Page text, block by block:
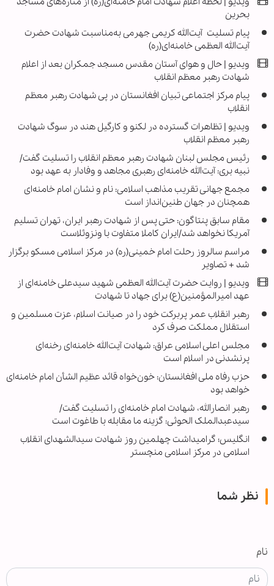
بحرین
پیام تسلیت آیت‌الله کریمی جهرمی به‌مناسبت شهادت حضرت
آیت‌الله العظمی خامنه‌ای‌(ره)
ویدیو | حال و هوای آستان مقدس مسجد جمکران بعد از اعلام
شهادت رهبر معظم انقلاب
پیام مرکز اجتماعی تبیان افغانستان در پی شهادت رهبر معظم
انقلاب
ویدیو | تظاهرات گسترده در لکنو و کارگیل هند در سوگ شهادت
رهبر معظم انقلاب
رئیس مجلس لبنان شهادت رهبر معظم انقلاب را تسلیت گفت/
نبیه بری: آیت‌الله خامنه‌ای رهبری مجاهد و وفادار به عهد بود
مجمع جهانی تقریب مذاهب اسلامی: نام و نشان امام خامنه‌ای
همچنان در جهان طنین‌انداز است
مقام سابق پنتاگون: حتی پس از شهادت رهبر ایران، تهران تسلیم
آمریکا نخواهد شد/ایران کاملا متفاوت با ونزوئلاست
مراسم سالروز رحلت امام خمینی(ره) در مرکز اسلامی مسکو برگزار
شد + تصاویر
ویدیو | روایت حضرت آیت‌الله العظمی شهید سیدعلی خامنه‌ای از
عهد امیرالمؤمنین(ع) برای جهاد تا شهادت
رهبر انقلاب عمر پربرکت خود را در صیانت اسلام، عزت مسلمین و
استقلال مملکت صرف کرد
مجلس اعلی اسلامی عراق: شهادت آیت‌الله خامنه‌ای رخنه‌ای
پرنشدنی در اسلام است
حزب رفاه ملی افغانستان: خون‌خواه قائد عظیم الشأن امام خامنه‌ای
خواهد بود
رهبر انصارالله، شهادت امام خامنه‌ای را تسلیت گفت/
سیدعبدالملک الحوثی: گزینه ما مقابله با طاغوت است
انگلیس؛ گرامیداشت چهلمین روز شهادت سیدالشهدای انقلاب
اسلامی در مرکز اسلامی منچستر
نظر شما
نام